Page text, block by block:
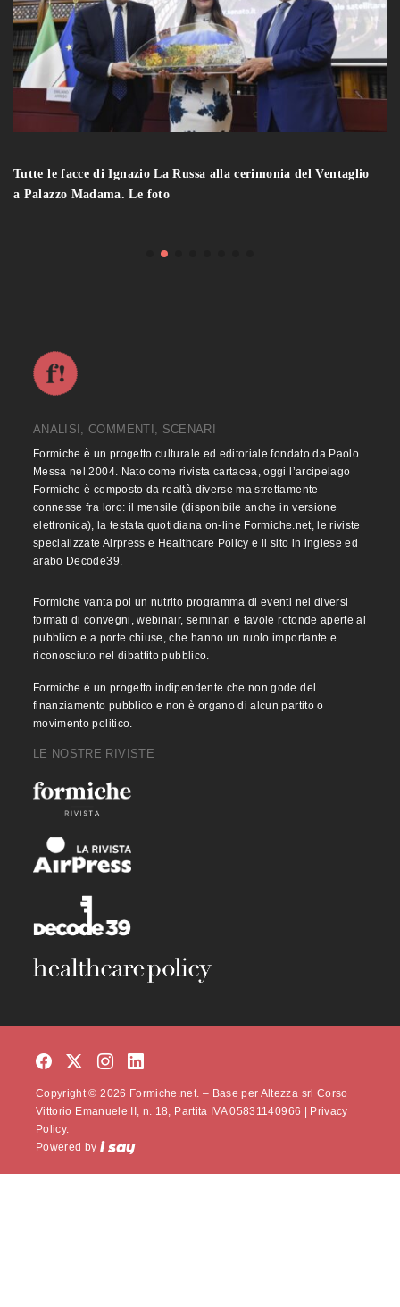
Tutte le facce di Ignazio La Russa alla cerimonia del Ventaglio
a Palazzo Madama. Le foto
ANALISI, COMMENTI, SCENARI
Formiche è un progetto culturale ed editoriale fondato da Paolo
Messa nel 2004. Nato come rivista cartacea, oggi l’arcipelago
Formiche è composto da realtà diverse ma strettamente
connesse fra loro: il mensile (disponibile anche in versione
elettronica), la testata quotidiana on-line Formiche.net, le riviste
specializzate Airpress e Healthcare Policy e il sito in inglese ed
arabo Decode39.
Formiche vanta poi un nutrito programma di eventi nei diversi
formati di convegni, webinair, seminari e tavole rotonde aperte al
pubblico e a porte chiuse, che hanno un ruolo importante e
riconosciuto nel dibattito pubblico.
Formiche è un progetto indipendente che non gode del
finanziamento pubblico e non è organo di alcun partito o
movimento politico.
LE NOSTRE RIVISTE
Copyright © 2026 Formiche.net. – Base per Altezza srl Corso
Vittorio Emanuele II, n. 18, Partita IVA 05831140966 |
Privacy
Policy.
Powered by